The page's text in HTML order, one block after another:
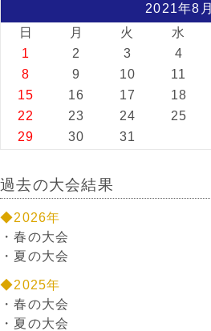
2021年8月
日
月 火 水
1
2 3 4
8
9 10 11
15
16 17 18
22
23 24 25
29
30 31
過去の大会結果
◆2026年
・春の大会
・ 夏の大会
◆2025年
・春の大会
・ 夏の大会